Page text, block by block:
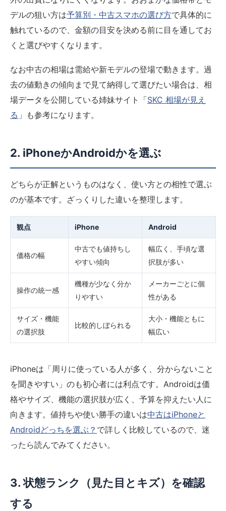
デルの狙い方は予算別・中古スマホの選び方で具体的に
触れているので、金額の目安を決める前に目を通してお
くと選びやすくなります。
なお中古の相場は需給や新モデルの登場で動きます。過
去の値動きの傾向まで見て納得して選びたい場合は、相
場データを公開している姉妹サイト「SKC 相場が見え
る 」も参考になります。
2. iPhoneかAndroidかを選ぶ
どちらが正解というものはなく、使い方との相性で選ぶ
のが基本です。ざっくりした違いを整理します。
観点 iPhone Android
価格の幅
中古でも値持ちし
やすい傾向
幅広く、手頃な選
択肢が多い
操作の統一感
機種が少なく分か
りやすい
メーカーごとに個
性がある
サイズ・機能
の選択肢
比較的しぼられる
大小・機能ともに
幅広い
iPhoneは「周りに使っている人が多く、分からないこと
を聞きやすい」のも初心者には利点です。Androidは価
格やサイズ、機能の選択肢が広く、予算を抑えたい人に
向きます。値持ちや使い勝手の違いは中古はiPhoneと
Androidどっちを選ぶ？ で詳しく比較しているので、迷
ったら読んでみてください。
3. 状態ランク（見た目とキズ）を確認
する